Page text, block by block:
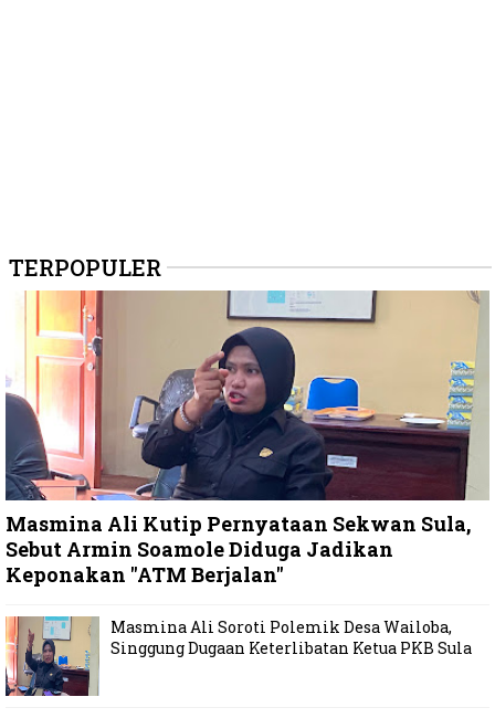
TERPOPULER
Masmina Ali Kutip Pernyataan Sekwan Sula,
Sebut Armin Soamole Diduga Jadikan
Keponakan "ATM Berjalan"
Masmina Ali Soroti Polemik Desa Wailoba,
Singgung Dugaan Keterlibatan Ketua PKB Sula